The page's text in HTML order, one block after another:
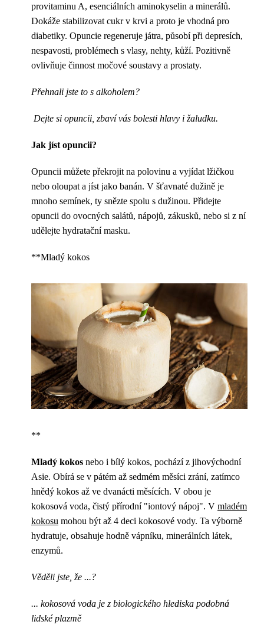
provitaminu A, esenciálních aminokyselin a minerálů.
Dokáže stabilizovat cukr v krvi a proto je vhodná pro
diabetiky. Opuncie regeneruje játra, působí při depresích,
nespavosti, problémech s vlasy, nehty, kůží. Pozitivně
ovlivňuje činnost močové soustavy a prostaty.
Přehnali jste to s alkoholem?
Dejte si opuncii, zbaví vás bolesti hlavy i žaludku.
Jak jíst opuncii?
Opuncii můžete překrojit na polovinu a vyjídat lžičkou
nebo oloupat a jíst jako banán. V šťavnaté dužině je
mnoho semínek, ty snězte spolu s dužinou. Přidejte
opuncii do ovocných salátů, nápojů, zákusků, nebo si z ní
udělejte hydratační masku.
**Mladý kokos
**
Mladý kokos nebo i bílý kokos, pochází z jihovýchodní
Asie. Obírá se v pátém až sedmém měsíci zrání, zatímco
hnědý kokos až ve dvanácti měsících. V obou je
kokosová voda, čistý přírodní "iontový nápoj". V mladém
kokosu mohou být až 4 deci kokosové vody. Ta výborně
hydratuje, obsahuje hodně vápníku, minerálních látek,
enzymů.
Věděli jste, že ...?
... kokosová voda je z biologického hlediska podobná
lidské plazmě